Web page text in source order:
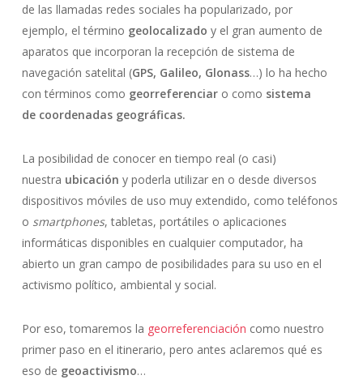
de las llamadas redes sociales ha popularizado, por
ejemplo, el término geolocalizado y el gran aumento de
aparatos que incorporan la recepción de sistema de
navegación satelital (GPS, Galileo, Glonass…) lo ha hecho
con términos como georreferenciar o como sistema
de coordenadas geográficas.
La posibilidad de conocer en tiempo real (o casi)
nuestra ubicación y poderla utilizar en o desde diversos
dispositivos móviles de uso muy extendido, como teléfonos
o smartphones, tabletas, portátiles o aplicaciones
informáticas disponibles en cualquier computador, ha
abierto un gran campo de posibilidades para su uso en el
activismo político, ambiental y social.
Por eso, tomaremos la georreferenciación como nuestro
primer paso en el itinerario, pero antes aclaremos qué es
eso de geoactivismo…